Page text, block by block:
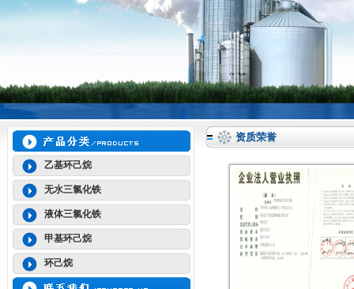
乙基环己烷
无水三氯化铁
液体三氯化铁
甲基环己烷
环己烷
资质荣誉